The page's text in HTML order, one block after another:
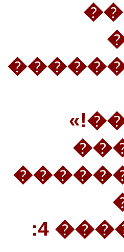
������� ����������.) ���� 4: